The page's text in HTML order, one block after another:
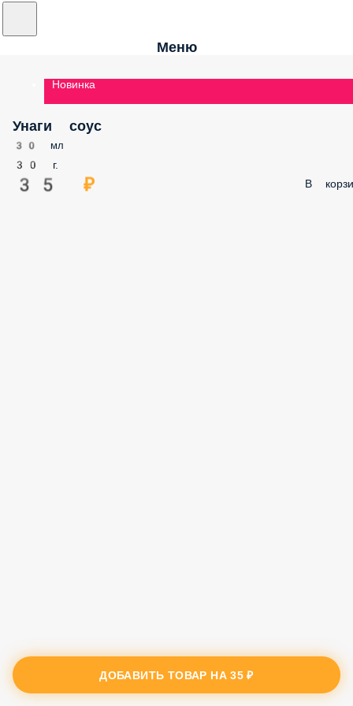
Меню
Новинка
Унаги соус
30 мл
30 г.
35 ₽ В
ДОБАВИТЬ ТОВАР НА35 ₽